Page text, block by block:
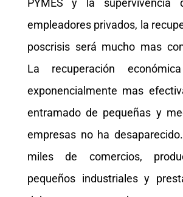
PYMES y la supervivencia
empleadores privados, la
poscrisis será mucho mas
La recuperación
exponencialmente mas
entramado de pequeñas y
empresas no ha
miles de comercios,
pequeños industriales y